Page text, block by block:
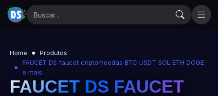
Home
Produtos
FAUCET DS faucet criptomoedas BTC USDT SOL ETH DOGE
e mais
FAUCET DS FAUCET